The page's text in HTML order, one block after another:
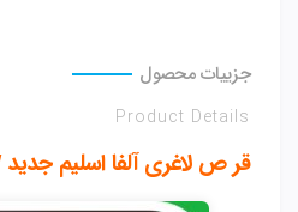
جزییات محصول
Product Details
قر ص لاغری آلفا اسلیم جدید NEW